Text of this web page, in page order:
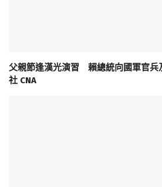
父親節逢漢光演習 賴總統向國軍官兵
社 CNA